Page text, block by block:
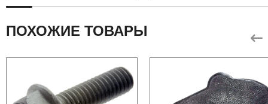
ПОХОЖИЕ ТОВАРЫ